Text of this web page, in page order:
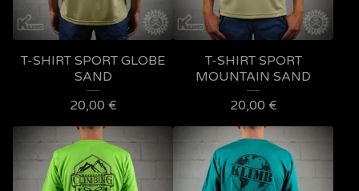
T-SHIRT SPORT GLOBE
SAND
20,00 €
T-SHIRT SPORT
MOUNTAIN SAND
20,00 €